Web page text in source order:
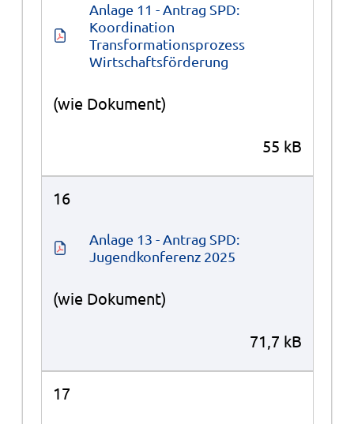
Anlage 11 - Antrag SPD:
Koordination
Transformationsprozess
Wirtschaftsförderung
(wie Dokument)
55 kB
16
Anlage 13 - Antrag SPD:
Jugendkonferenz 2025
(wie Dokument)
71,7 kB
17